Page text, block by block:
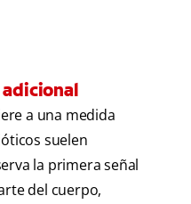
a una medida
suelen
la primera señal
del cuerpo,